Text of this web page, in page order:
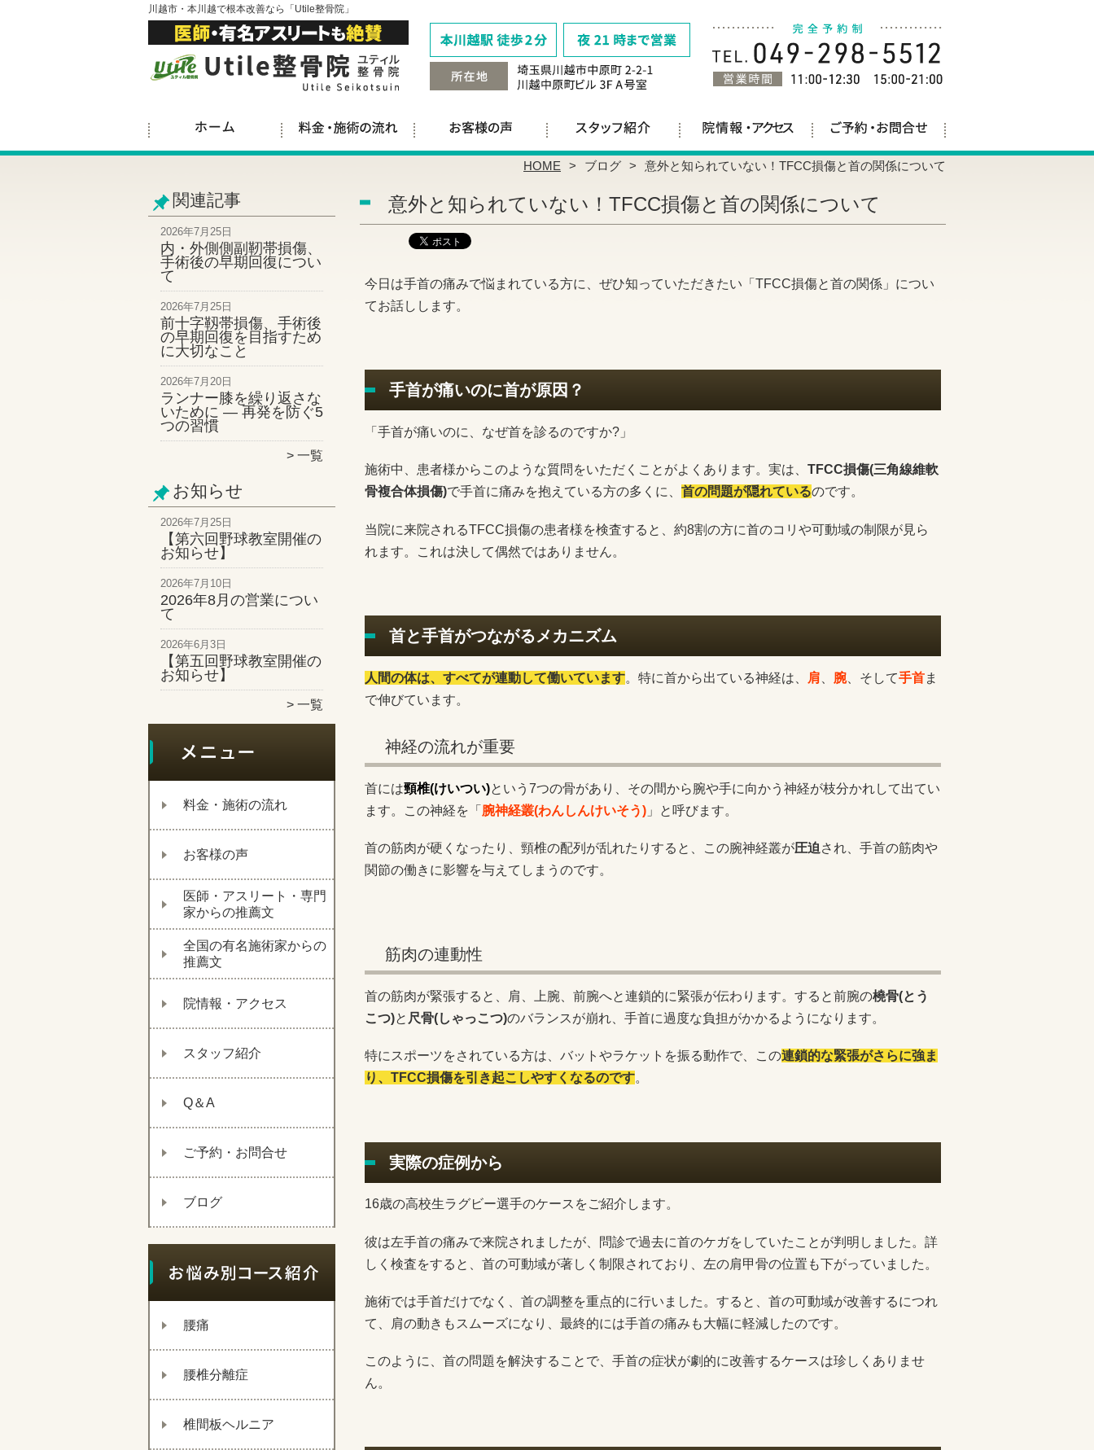
川越市・本川越で根本改善なら「Utile整骨院」
HOME ブログ 意外と知られていない！TFCC損傷と首の関係について
関連記事
2026年7月25日
内・外側側副靭帯損傷、
手術後の早期回復につい
て
2026年7月25日
前十字靱帯損傷、手術後
の早期回復を目指すため
に大切なこと
2026年7月20日
ランナー膝を繰り返さな
いために ― 再発を防ぐ5
つの習慣
一覧
お知らせ
2026年7月25日
【第六回野球教室開催の
お知らせ】
2026年7月10日
2026年8月の営業につい
て
2026年6月3日
【第五回野球教室開催の
お知らせ】
一覧
料金・施術の流れ
お客様の声
医師・アスリート・専門
家からの推薦文
全国の有名施術家からの
推薦文
院情報・アクセス
スタッフ紹介
Q＆A
ご予約・お問合せ
ブログ
腰痛
腰椎分離症
椎間板ヘルニア
意外と知られていない！TFCC損傷と首の関係について
今日は手首の痛みで悩まれている方に、ぜひ知っていただきたい「TFCC損傷と首の関係」につい
てお話しします。
手首が痛いのに首が原因？
「手首が痛いのに、なぜ首を診るのですか?」
施術中、患者様からこのような質問をいただくことがよくあります。実は、 TFCC損傷(三角線維軟
骨複合体損傷)で手首に痛みを抱えている方の多くに、 首の問題が隠れているのです。
当院に来院されるTFCC損傷の患者様を検査すると、約8割の方に首のコリや可動域の制限が見ら
れます。これは決して偶然ではありません。
首と手首がつながるメカニズム
人間の体は、すべてが連動して働いています。特に首から出ている神経は、 肩 腕、そして手首ま
で伸びています。
神経の流れが重要
首には頸椎(けいつい)という7つの骨があり、その間から腕や手に向かう神経が枝分かれして出てい
ます。この神経を「 腕神経叢(わんしんけいそう) 」と呼びます。
首の筋肉が硬くなったり、頸椎の配列が乱れたりすると、この腕神経叢が圧迫 され、手首の筋肉や
関節の働きに影響を与えてしまうのです。
筋肉の連動性
首の筋肉が緊張すると、肩、上腕、前腕へと連鎖的に緊張が伝わります。すると前腕の橈骨(とう
こつ)と 尺骨(しゃっこつ)のバランスが崩れ、手首に過度な負担がかかるようになります。
特にスポーツをされている方は、バットやラケットを振る動作で、この連鎖的な緊張がさらに強ま
り、TFCC損傷を引き起こしやすくなるのです。
実際の症例から
16歳の高校生ラグビー選手のケースをご紹介します。
彼は左手首の痛みで来院されましたが、問診で過去に首のケガをしていたことが判明しました。詳
しく検査をすると、首の可動域が著しく制限されており、左の肩甲骨の位置も下がっていました。
施術では手首だけでなく、首の調整を重点的に行いました。すると、首の可動域が改善するにつれ
て、肩の動きもスムーズになり、最終的には手首の痛みも大幅に軽減したのです。
このように、首の問題を解決することで、手首の症状が劇的に改善するケースは珍しくありませ
ん。